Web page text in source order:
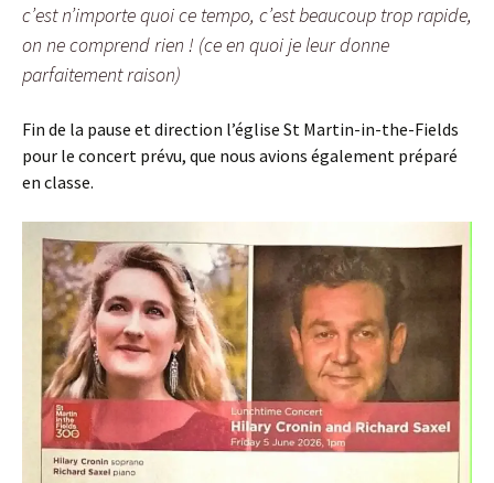
c’est n’importe quoi ce tempo, c’est beaucoup trop rapide,
on ne comprend rien ! (ce en quoi je leur donne
parfaitement raison)
Fin de la pause et direction l’église St Martin-in-the-Fields
pour le concert prévu, que nous avions également préparé
en classe.